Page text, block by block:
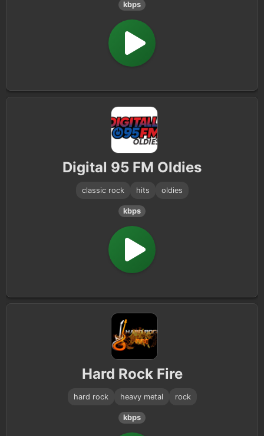
kbps
Digital 95 FM Oldies
classic rock hits oldies
kbps
Hard Rock Fire
hard rock heavy metal rock
kbps